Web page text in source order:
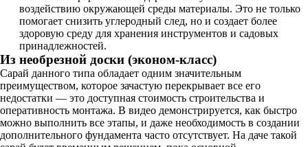
воздействию окружающей среды материалы. Это не только
помогает снизить углеродный след, но и создает более
здоровую среду для хранения инструментов и садовых
принадлежностей.
Из необрезной доски (эконом-класс)
Сарай данного типа обладает одним значительным
преимуществом, которое зачастую перекрывает все его
недостатки — это доступная стоимость строительства и
оперативность монтажа. В видео демонстрируется, как быстро
можно выполнить все этапы, и даже необходимость в создании
дополнительного фундамента часто отсутствует. На даче такой